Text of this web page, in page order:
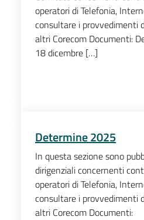
operatori di Telefonia,
consultare i provvedimenti
altri Corecom Documenti:
18 dicembre […]
Determine 2025
In questa sezione sono
dirigenziali concernenti
operatori di Telefonia,
consultare i provvedimenti
altri Corecom Documenti: